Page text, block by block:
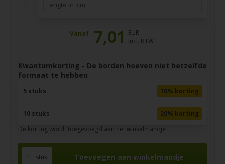
Vanaf 7,01
EUR
Incl. BTW
Kwantumkorting - De borden hoeven niet hetzelfde
formaat te hebben
5 stuks 10% korting
10 stuks
20% korting
De korting wordt toegevoegd aan het winkelmandje
stuk